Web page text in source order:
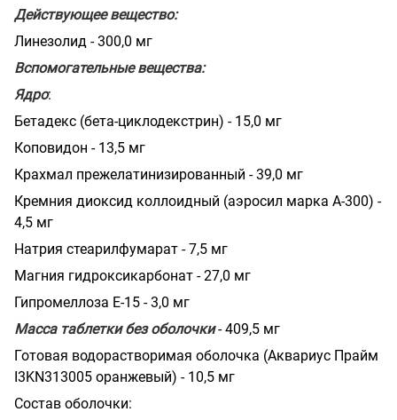
Действующее вещество:
Линезолид - 300,0 мг
Вспомогательные вещества:
Ядро:
Бетадекс (бета-циклодекстрин) - 15,0 мг
Коповидон - 13,5 мг
Крахмал прежелатинизированный - 39,0 мг
Кремния диоксид коллоидный (аэросил марка А-300) -
4,5 мг
Натрия стеарилфумарат - 7,5 мг
Maгния гидроксикарбонат - 27,0 мг
Гипромеллоза Е-15 - 3,0 мг
Масса таблетки без обо­лочки- 409,5 мг
Готовая водорастворимая оболочка (Аквариус Прайм
I3KN313005 оранжевый) - 10,5 мг
Состав оболочки: